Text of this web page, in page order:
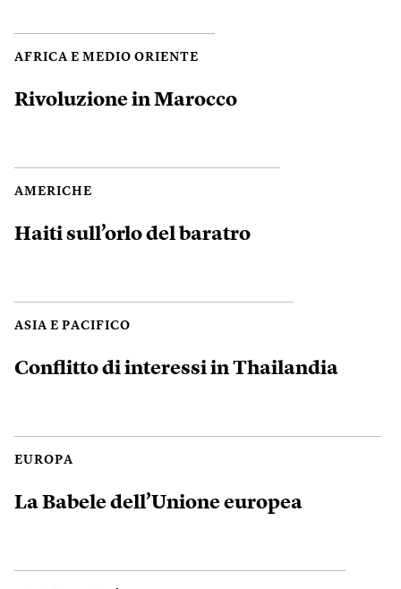
AFRICA E MEDIO ORIENTE
Rivoluzione in Marocco
AMERICHE
Haiti sull’orlo del baratro
ASIA E PACIFICO
Conflitto di interessi in Thailandia
EUROPA
La Babele dell’Unione europea